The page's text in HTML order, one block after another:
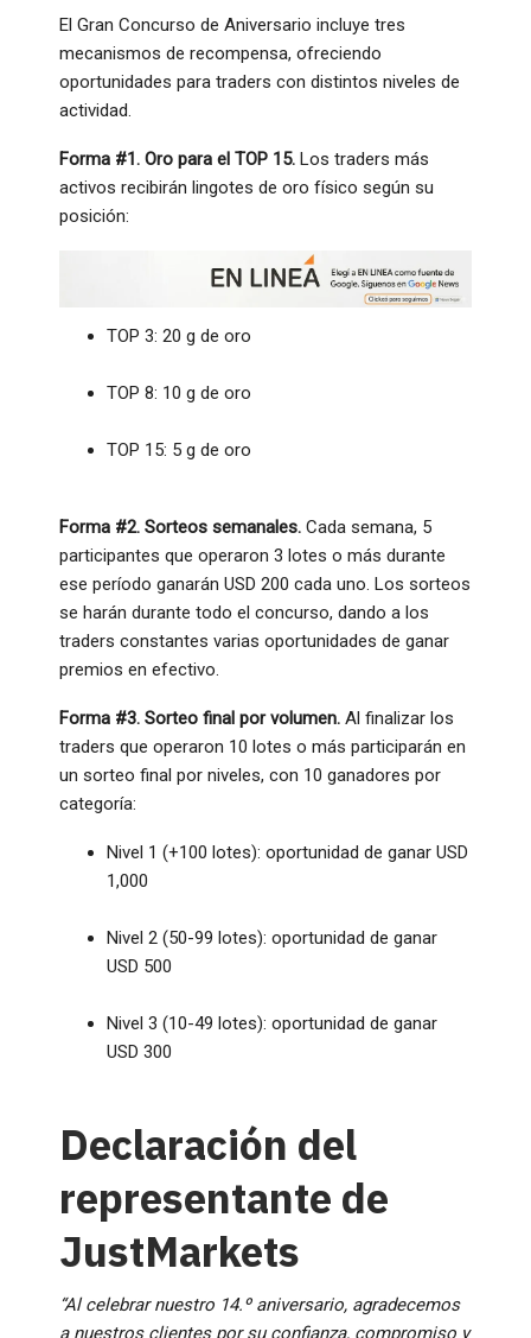
El Gran Concurso de Aniversario incluye tres
mecanismos de recompensa, ofreciendo
oportunidades para traders con distintos niveles de
actividad.
Forma #1. Oro para el TOP 15. Los traders más
activos recibirán lingotes de oro físico según su
posición:
TOP 3: 20 g de oro
TOP 8: 10 g de oro
TOP 15: 5 g de oro
Forma #2. Sorteos semanales. Cada semana, 5
participantes que operaron 3 lotes o más durante
ese período ganarán USD 200 cada uno. Los sorteos
se harán durante todo el concurso, dando a los
traders constantes varias oportunidades de ganar
premios en efectivo.
Forma #3. Sorteo final por volumen. Al finalizar los
traders que operaron 10 lotes o más participarán en
un sorteo final por niveles, con 10 ganadores por
categoría:
Nivel 1 (+100 lotes): oportunidad de ganar USD
1,000
Nivel 2 (50-99 lotes): oportunidad de ganar
USD 500
Nivel 3 (10-49 lotes): oportunidad de ganar
USD 300
Declaración del
representante de
JustMarkets
“Al celebrar nuestro 14.º aniversario, agradecemos
a nuestros clientes por su confianza, compromiso y